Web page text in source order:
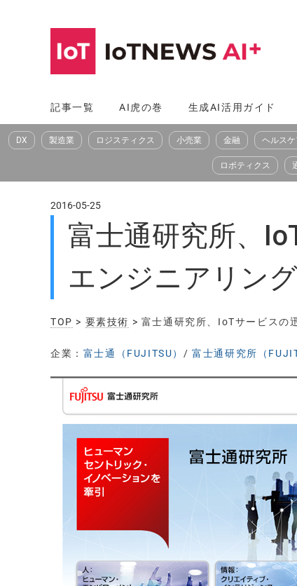
へ
ス
記事一覧 AI虎の巻 生成AI活用ガイド
DX 製造業 ロジスティクス 小売業 金融 ヘルス
ロボティクス
2016-05-25
富士通研究所、
エンジニアリン
TOP > 要素技術 > 富士通研究所、IoTサービスの
企業： 富士通（FUJITSU） /富士通研究所（